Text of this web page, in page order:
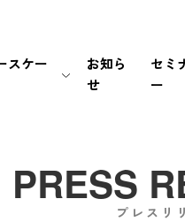
スケー
お知ら
せ
セミ
ー
PRESS
プレスリ